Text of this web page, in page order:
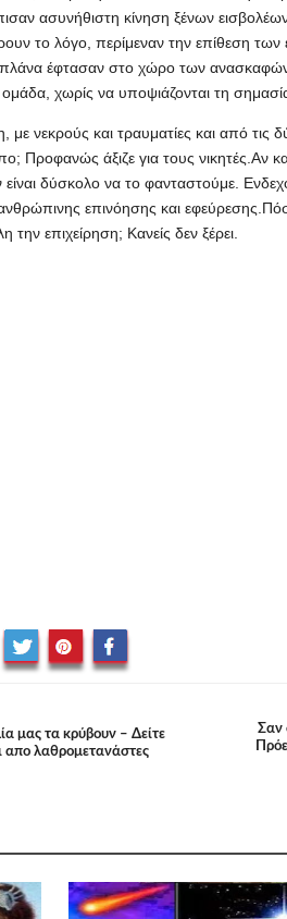
ασυνήθιστη κίνηση ξένων
το λόγο, περίμεναν την επίθεση
έφτασαν στο χώρο των
ομάδα, χωρίς να υποψιάζονται τη
νεκρούς και τραυματίες και από τις
Προφανώς άξιζε για τους νικητές.Αν
δύσκολο να το φανταστούμε.
επινόησης και
επιχείρηση; Κανείς δεν ξέρει.
μας τα κρύβουν – Δείτε
απo λαθρομετανάστες
Σαν